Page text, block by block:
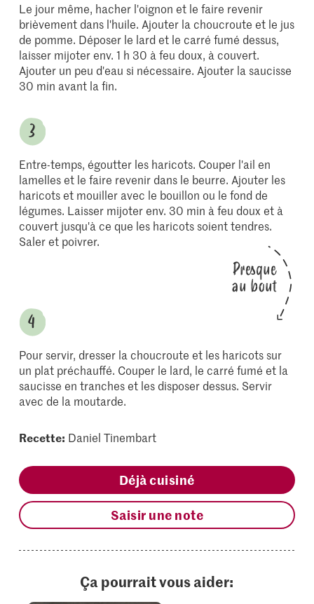
Le jour même, hacher l'oignon et le faire revenir
brièvement dans l'huile. Ajouter la choucroute et le jus
de pomme. Déposer le lard et le carré fumé dessus,
laisser mijoter env. 1 h 30 à feu doux, à couvert.
Ajouter un peu d'eau si nécessaire. Ajouter la saucisse
30 min avant la fin.
Entre-temps, égoutter les haricots. Couper l'ail en
lamelles et le faire revenir dans le beurre. Ajouter les
haricots et mouiller avec le bouillon ou le fond de
légumes. Laisser mijoter env. 30 min à feu doux et à
couvert jusqu'à ce que les haricots soient tendres.
Saler et poivrer.
Presque
au bout
Pour servir, dresser la choucroute et les haricots sur
un plat préchauffé. Couper le lard, le carré fumé et la
saucisse en tranches et les disposer dessus. Servir
avec de la moutarde.
Recette: Daniel Tinembart
Déjà cuisiné
Saisir une note
Ça pourrait vous aider: